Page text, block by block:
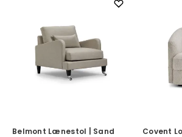
Belmont Lænestol | Sand Covent